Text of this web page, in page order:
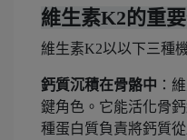
維生素K2的重
維生素K2以以下三種
鈣質沉積在骨骼中 ：
鍵角色。它能活化骨
種蛋白質負責將鈣質